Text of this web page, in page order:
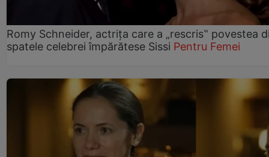
Romy Schneider, actrița care a „rescris‟ povestea
spatele celebrei împărătese Sissi Pentru Femei